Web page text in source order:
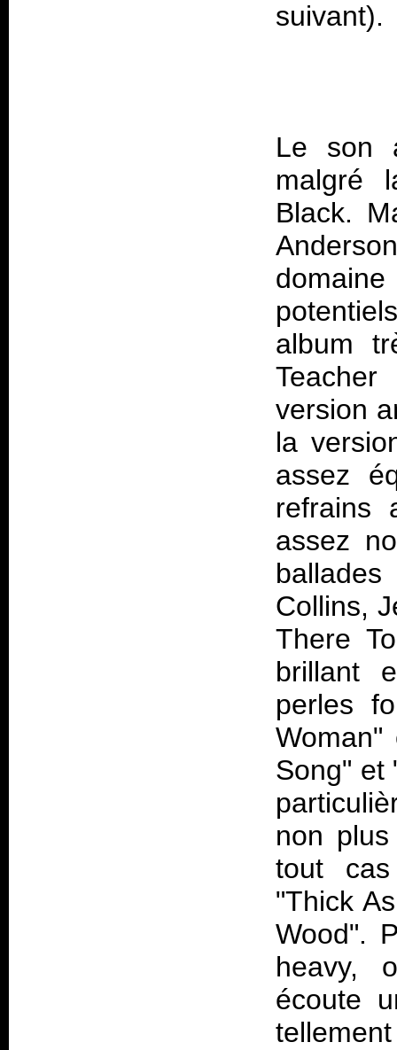
Le son
malgré
Black.
album
version
la
assez
refrains
assez
Collins,
There
brillant
perles
Woman"
Song" et
non
tout
"Thick
Wood".
heavy,
écoute